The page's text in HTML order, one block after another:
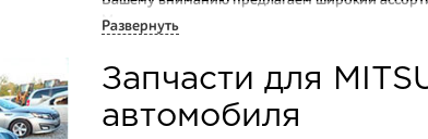
Мы продаем оригинальные и
Многие наши оптовые клиенты рекомендуют
приобрести оптовую партию деталей для
укомплектуют партию. Также мы поможем с
Развернуть
Запчасти для
автомобиля